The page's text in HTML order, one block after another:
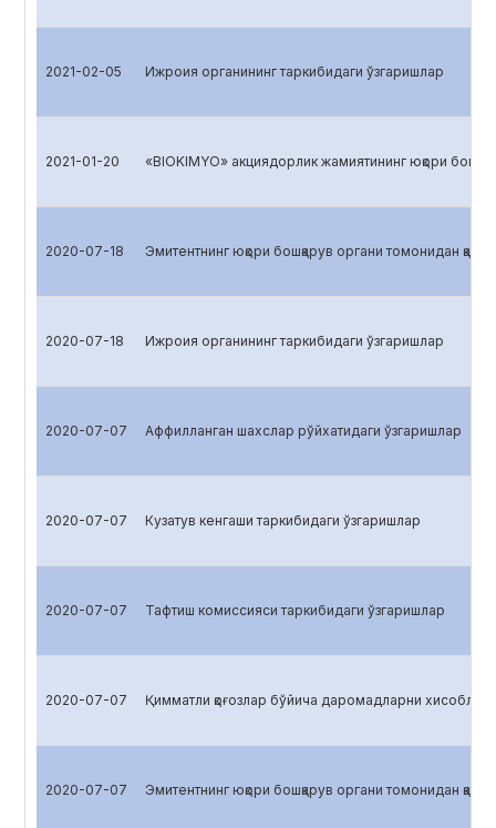
2021-02-05 Ижроия органининг таркибидаги ўзгаришлар
2021-01-20 «BIOKIMYO» акциядорлик жамиятининг юқори
2020-07-18 Эмитентнинг юқори бошқарув органи томонидан қабул
2020-07-18 Ижроия органининг таркибидаги ўзгаришлар
2020-07-07 Аффилланган шахслар рўйхатидаги ўзгаришлар
2020-07-07 Кузатув кенгаши таркибидаги ўзгаришлар
2020-07-07 Тафтиш комиссияси таркибидаги ўзгаришлар
2020-07-07 Қимматли қоғозлар бўйича даромадларни хисоблаш
2020-07-07 Эмитентнинг юқори бошқарув органи томонидан қабул